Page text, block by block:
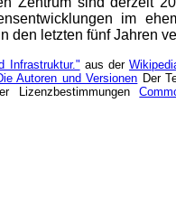
im
den letzten fünf Jahren
Infrastruktur." aus der
Autoren und Versionen Der
Lizenzbestimmungen